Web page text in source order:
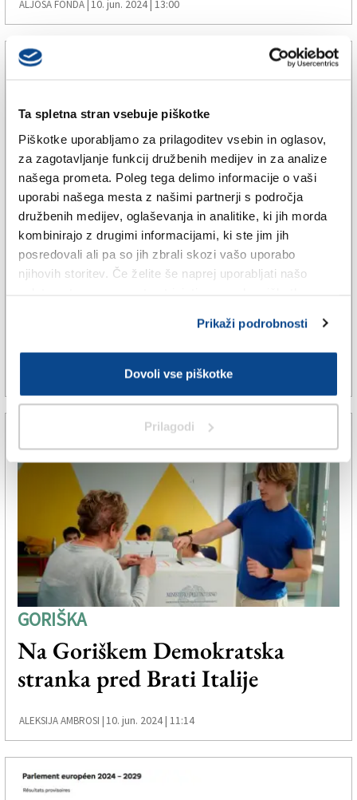
Ta spletna stran vsebuje piškotke
Piškotke uporabljamo za prilagoditev vsebin in oglasov,
za zagotavljanje funkcij družbenih medijev in za analize
našega prometa. Poleg tega delimo informacije o vaši
uporabi našega mesta z našimi partnerji s področja
družbenih medijev, oglaševanja in analitike, ki jih morda
kombinirajo z drugimi informacijami, ki ste jim jih
posredovali ali pa so jih zbrali skozi vašo uporabo
njihovih storitev. Če želite še naprej uporabljati našo
Prikaži podrobnosti
Dovoli vse piškotke
Prilagodi
ALJOŠA FONDA | 10. jun. 2024 | 13:00
ŠE
V Sloveniji štirje mandati SDS,
10. jun. 2024 | 12:43
GORIŠKA
Na Goriškem Demokratska
stranka pred Brati Italije
ALEKSIJA AMBROSI |10. jun. 2024 | 11:14